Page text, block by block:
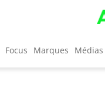
Focus Marques Médias